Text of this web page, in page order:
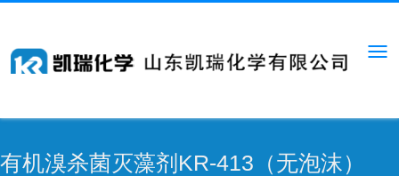
有机溴杀菌灭藻剂KR-413（无泡沫）